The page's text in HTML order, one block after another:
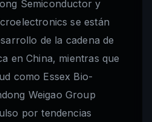
Semiconductor y
se están
de la cadena de
en China, mientras que
como Essex Bio-
Weigao Group
por tendencias